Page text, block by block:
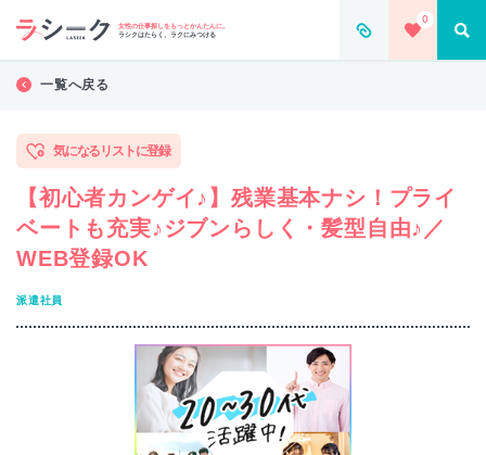
女性の仕事探しをもっとかんたんに。
ラシクはたらく、ラクにみつける
0
一覧へ戻る
気になるリストに登録
【初心者カンゲイ♪】残業基本ナシ！プライ
ベートも充実♪ジブンらしく・髪型自由♪／
WEB登録OK
派遣社員